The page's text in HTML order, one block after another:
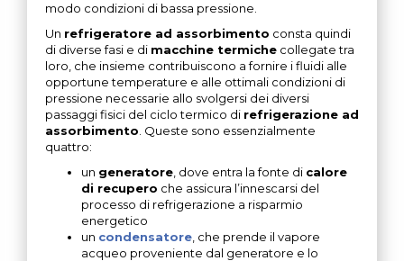
modo condizioni di bassa pressione.
Un refrigeratore ad assorbimento consta quindi
di diverse fasi e di macchine termiche collegate tra
loro, che insieme contribuiscono a fornire i fluidi alle
opportune temperature e alle ottimali condizioni di
pressione necessarie allo svolgersi dei diversi
passaggi fisici del ciclo termico di refrigerazione ad
assorbimento . Queste sono essenzialmente
quattro:
un generatore , dove entra la fonte di calore
di recupero che assicura l’innescarsi del
processo di refrigerazione a risparmio
energetico
un condensatore , che prende il vapore
acqueo proveniente dal generatore e lo